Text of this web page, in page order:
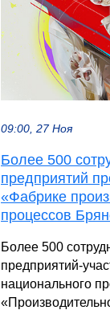
09:00, 27 Ноя
Более 500
предприятий
«Фабрике
процессов
Более 500
предприятий-
национального